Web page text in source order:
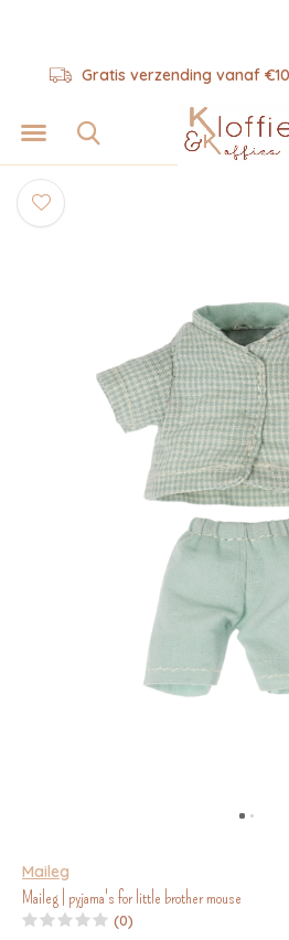
Gratis verzending vanaf
Maileg
Maileg | pyjama's for little brother mouse
(0)